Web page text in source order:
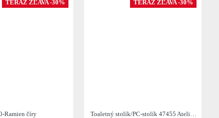
TERAZ ZĽAVA -30%
Ramien číry
TERAZ ZĽAVA -30%
Toaletný stolík/PC-stolík 47455 Atelier 120cm Natural Dub Dyha